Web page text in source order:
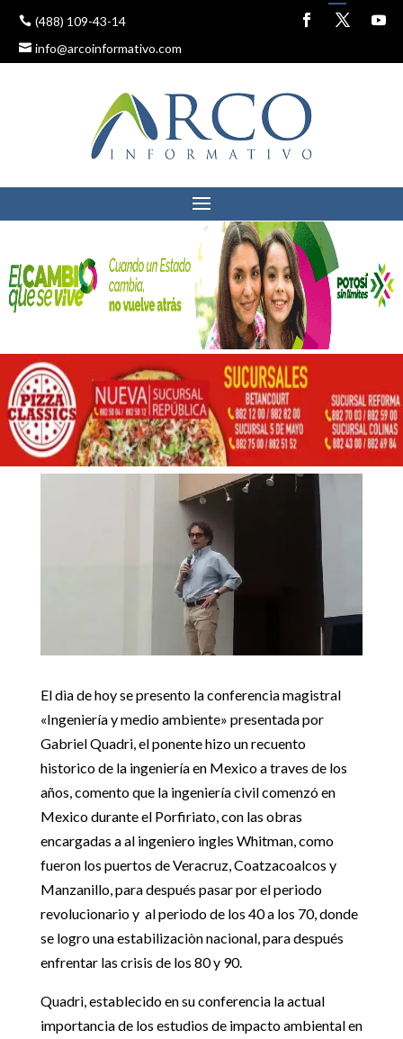
(488) 109-43-14
info@arcoinformativo.com
Noticias locales 5
Exitosa conferencia de Gabriel Quadri en el Tecnológico de
EXITOSA CONFERENCIA
DE GABRIEL QUADRI EN
EL TECNOLÓGICO DE
MATEHUALA
11 mayo, 2018
El dìa de hoy se presento la conferencia magistral
«Ingeniería y medio ambiente» presentada por
Gabriel Quadri, el ponente hizo un recuento
historico de la ingeniería en Mexico a traves de los
años, comento que la ingeniería civil comenzó en
Mexico durante el Porfiriato, con las obras
encargadas a al ingeniero ingles Whitman, como
fueron los puertos de Veracruz, Coatzacoalcos y
Manzanillo, para después pasar por el periodo
revolucionario y al periodo de los 40 a los 70, donde
se logro una estabilizaciòn nacional, para después
enfrentar las crisis de los 80 y 90.
Quadri, establecido en su conferencia la actual
importancia de los estudios de impacto ambiental en